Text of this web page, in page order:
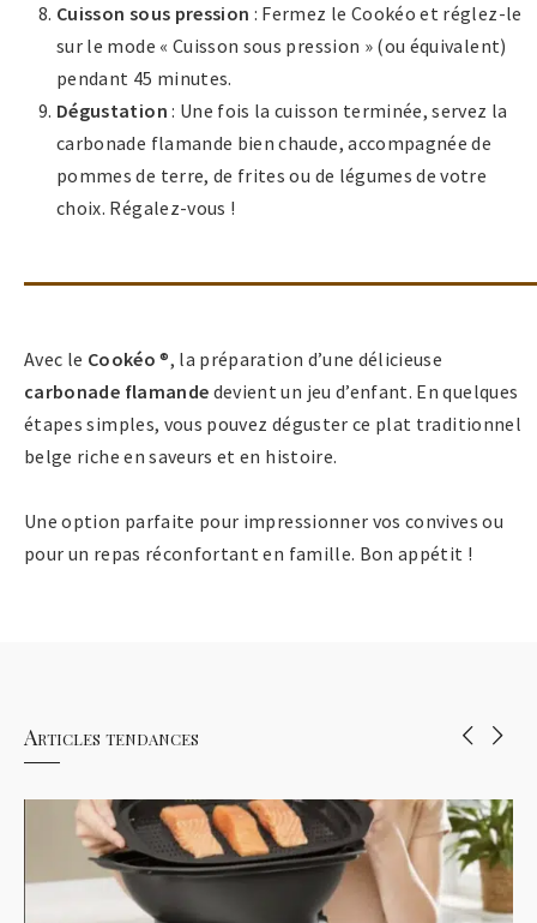
Cuisson sous pression : Fermez le Cookéo et réglez-le
sur le mode « Cuisson sous pression » (ou équivalent)
pendant 45 minutes.
Dégustation : Une fois la cuisson terminée, servez la
carbonade flamande bien chaude, accompagnée de
pommes de terre, de frites ou de légumes de votre
choix. Régalez-vous !
Avec le Cookéo ®, la préparation d’une délicieuse
carbonade flamande devient un jeu d’enfant. En quelques
étapes simples, vous pouvez déguster ce plat traditionnel
belge riche en saveurs et en histoire.
Une option parfaite pour impressionner vos convives ou
pour un repas réconfortant en famille. Bon appétit !
Articles tendances